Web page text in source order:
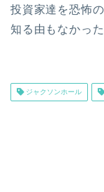
投資家達を恐怖
知る由もなかっ
ジャクソンホール